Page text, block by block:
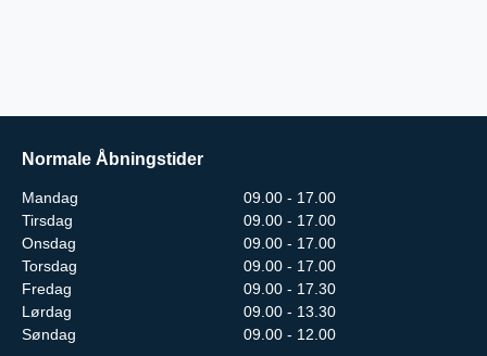
Normale Åbningstider
Mandag
09.00 - 17.00
Tirsdag
09.00 - 17.00
Onsdag
09.00 - 17.00
Torsdag
09.00 - 17.00
Fredag
09.00 - 17.30
Lørdag
09.00 - 13.30
Søndag
09.00 - 12.00